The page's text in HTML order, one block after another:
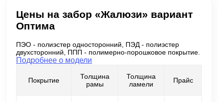
Цены на забор «Жалюзи» вариант
Оптима
ПЭО - полиэстер односторонний, ПЭД - полиэстер
двухсторонний, ППП - полимерно-порошковое покрытие.
Подробнее о модели
Покрытие
Толщина
рамы
Толщина
ламели
Прайс